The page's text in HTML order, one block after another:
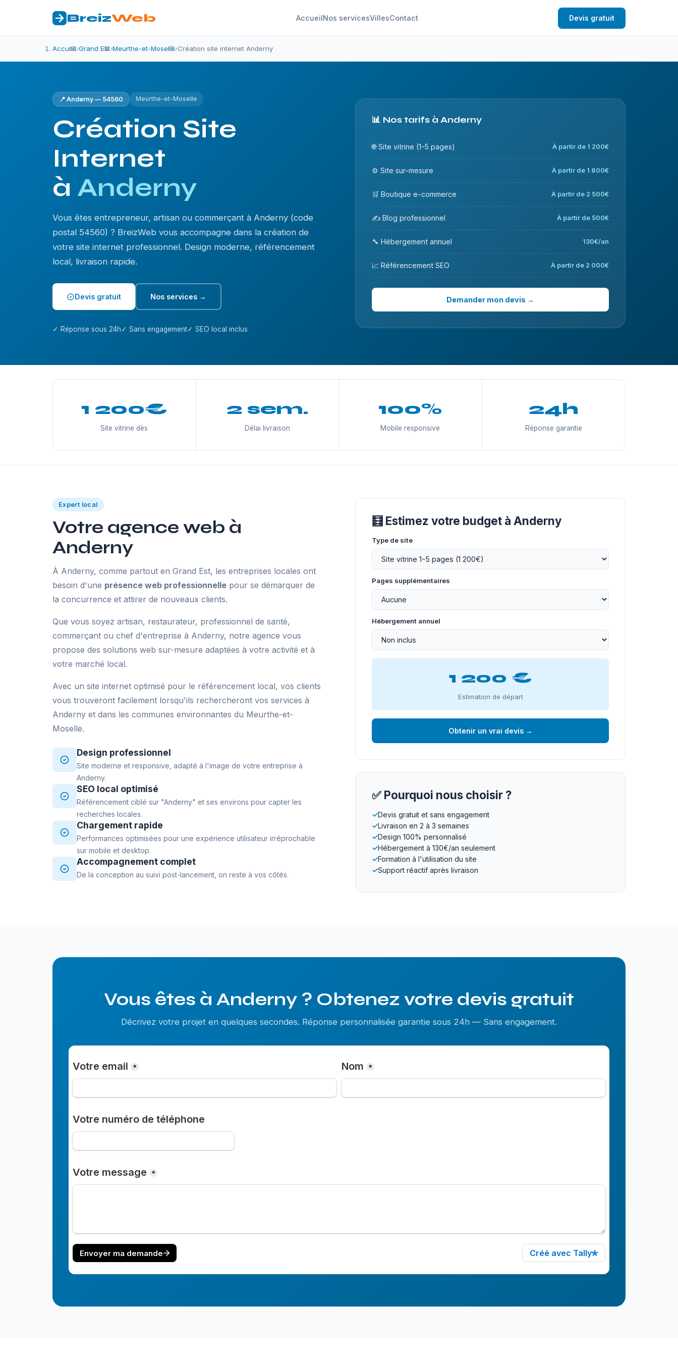
BreizWeb AccueilNos servicesVillesContact Devis gratuit
Accueil›Grand Est›Meurthe-et-Moselle›Création site internet Anderny
📍 Anderny — 54560 Meurthe-et-Moselle
Création Site
Internet
à Anderny
Vous êtes entrepreneur, artisan ou commerçant à Anderny (code
postal 54560) ? BreizWeb vous accompagne dans la création de
votre site internet professionnel. Design moderne, référencement
local, livraison rapide.
Devis gratuit Nos services →
✓ Réponse sous 24h✓ Sans engagement✓ SEO local inclus
📊 Nos tarifs à Anderny
🌐 Site vitrine (1-5 pages) À partir de 1 200€
⚙️ Site sur-mesure À partir de 1 800€
🛒 Boutique e-commerce À partir de 2 500€
✍️ Blog professionnel À partir de 500€
🔧 Hébergement annuel 130€/an
📈 Référencement SEO À partir de 2 000€
Demander mon devis →
1 200€
Site vitrine dès
2 sem.
Délai livraison
100%
Mobile responsive
24h
Réponse garantie
Expert local
Votre agence web à
Anderny
À Anderny, comme partout en Grand Est, les entreprises locales ont
besoin d'une présence web professionnelle pour se démarquer de
la concurrence et attirer de nouveaux clients.
Que vous soyez artisan, restaurateur, professionnel de santé,
commerçant ou chef d'entreprise à Anderny, notre agence vous
propose des solutions web sur-mesure adaptées à votre activité et à
votre marché local.
Avec un site internet optimisé pour le référencement local, vos clients
vous trouveront facilement lorsqu'ils rechercheront vos services à
Anderny et dans les communes environnantes du Meurthe-et-
Moselle.
Design professionnel
Site moderne et responsive, adapté à l'image de votre entreprise à
Anderny.
SEO local optimisé
Référencement ciblé sur "Anderny" et ses environs pour capter les
recherches locales.
Chargement rapide
Performances optimisées pour une expérience utilisateur irréprochable
sur mobile et desktop.
Accompagnement complet
De la conception au suivi post-lancement, on reste à vos côtés.
🧮 Estimez votre budget à Anderny
Type de site
Pages supplémentaires
Hébergement annuel
1 200 €
Estimation de départ
Obtenir un vrai devis →
✅ Pourquoi nous choisir ?
✓Devis gratuit et sans engagement
✓Livraison en 2 à 3 semaines
✓Design 100% personnalisé
✓Hébergement à 130€/an seulement
✓Formation à l'utilisation du site
✓Support réactif après livraison
Vous êtes à Anderny ? Obtenez votre devis gratuit
Décrivez votre projet en quelques secondes. Réponse personnalisée garantie sous 24h — Sans engagement.